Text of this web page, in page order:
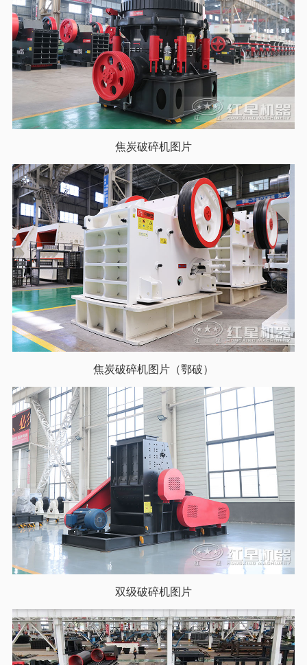
焦炭破碎机图片
焦炭破碎机图片（鄂破）
双级破碎机图片